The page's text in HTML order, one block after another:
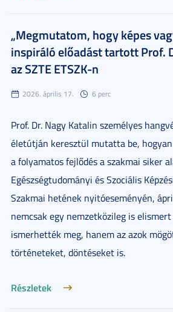
„Megmutatom, hogy képes
inspiráló előadást tartott Prof.
az SZTE ETSZK-n
2026. április 17. 6 perc
Prof. Dr. Nagy Katalin személyes
életútján keresztül mutatta be,
a folyamatos fejlődés a szakmai siker
Egészségtudományi és Szociális
Szakmai hetének nyitóeseményén,
nemcsak egy nemzetközileg is
ismerhették meg, hanem az azok
történeteket, döntéseket is.
Részletek